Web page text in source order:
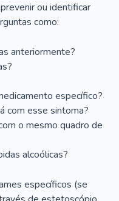
ou identificar
como:
anteriormente?
específico?
com esse sintoma?
o mesmo quadro de
alcoólicas?
específicos (se